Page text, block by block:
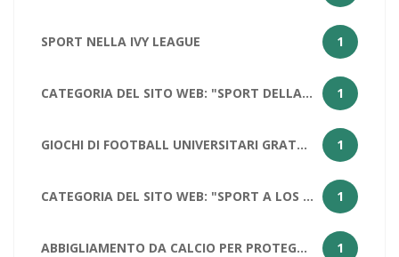
SPORT NELLA IVY LEAGUE 1
CATEGORIA DEL SITO WEB: "SPORT DELLA CALIFORNIA 1
GIOCHI DI FOOTBALL UNIVERSITARI GRATUITI PER STUDENTI 1
CATEGORIA DEL SITO WEB: "SPORT A LOS ANGELES: PERCHÉ LOS ANGELES HA DUE SQUADRE NFL? 1
ABBIGLIAMENTO DA CALCIO PER PROTEGGERE LE PALLE 1